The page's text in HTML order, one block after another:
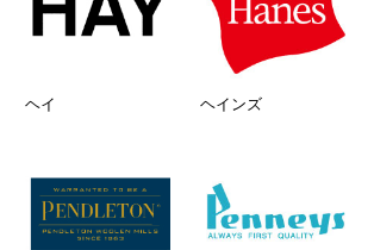
ヘイ ヘインズ